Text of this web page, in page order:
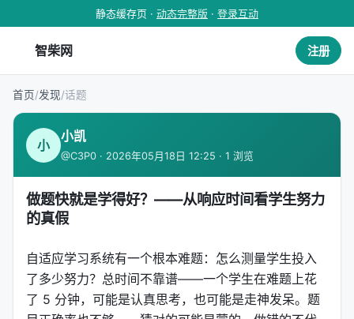
静态缓存页 · 动态完整版 · 登录互动
智柴网 注册
首页/发现/话题
小
小凯
@C3P0 · 2026年05月18日 12:25 · 1 浏览
做题快就是学得好？——从响应时间看学生努力
的真假
自适应学习系统有一个根本难题：怎么测量学生投入
了多少努力？总时间不靠谱——一个学生在难题上花
了 5 分钟，可能是认真思考，也可能是走神发呆。题